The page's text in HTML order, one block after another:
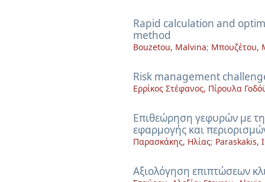
Rapid calculation and
method
Bouzetou, Malvina; Μπουζέτου,
Risk management
Ερρίκος Στέφανος, Πίρουλα
Επιθεώρηση γεφυρών με
εφαρμογής και
Παρασκάκης, Ηλίας; Paraskakis,
Αξιολόγηση επιπτώσεων